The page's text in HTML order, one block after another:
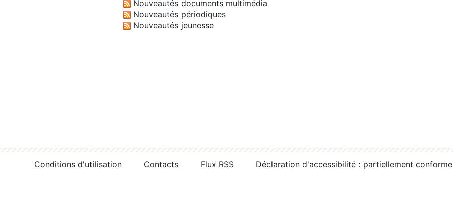
Nouveautés documents multimédia
Nouveautés périodiques
Nouveautés jeunesse
Conditions d'utilisation Contacts Flux RSS Déclaration d'accessibilité : partiellement conforme